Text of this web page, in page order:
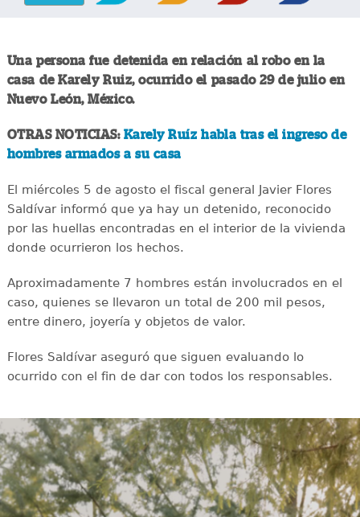
Una persona fue detenida en relación al robo en la
casa de Karely Ruiz, ocurrido el pasado 29 de julio en
Nuevo León, México.
OTRAS NOTICIAS: Karely Ruíz habla tras el ingreso de
hombres armados a su casa
El miércoles 5 de agosto el fiscal general Javier Flores
Saldívar informó que ya hay un detenido, reconocido
por las huellas encontradas en el interior de la vivienda
donde ocurrieron los hechos.
Aproximadamente 7 hombres están involucrados en el
caso, quienes se llevaron un total de 200 mil pesos,
entre dinero, joyería y objetos de valor.
Flores Saldívar aseguró que siguen evaluando lo
ocurrido con el fin de dar con todos los responsables.